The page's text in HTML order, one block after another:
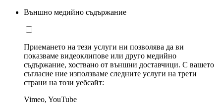
Външно медийно съдържание
Приемането на тези услуги ни позволява да ви
показваме видеоклипове или друго медийно
съдържание, хоствано от външни доставчици. С вашето
съгласие ние използваме следните услуги на трети
страни на този уебсайт:
Vimeo, YouTube